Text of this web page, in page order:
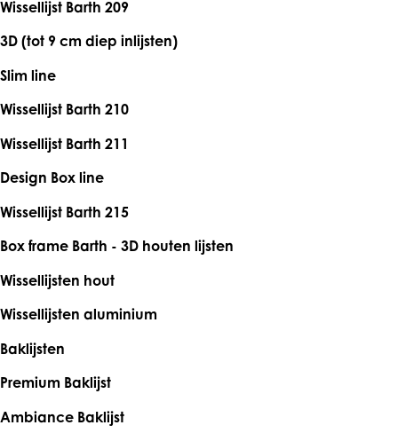
Wissellijst Barth 209
3D (tot 9 cm diep inlijsten)
Slim line
Wissellijst Barth 210
Wissellijst Barth 211
Design Box line
Wissellijst Barth 215
Box frame Barth - 3D houten lijsten
Wissellijsten hout
Wissellijsten aluminium
Baklijsten
Premium Baklijst
Ambiance Baklijst